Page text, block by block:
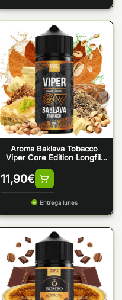
Aroma Baklava Tobacco
Viper Core Edition Longfill
11,90€
Entrega lunes